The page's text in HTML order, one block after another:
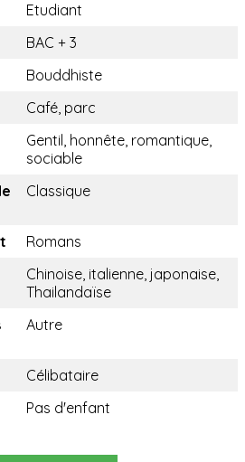
Etudiant
BAC + 3
Bouddhiste
Café, parc
Gentil, honnête, romantique,
sociable
Classique
Romans
Chinoise, italienne, japonaise,
Thailandaïse
Autre
Célibataire
Pas d'enfant